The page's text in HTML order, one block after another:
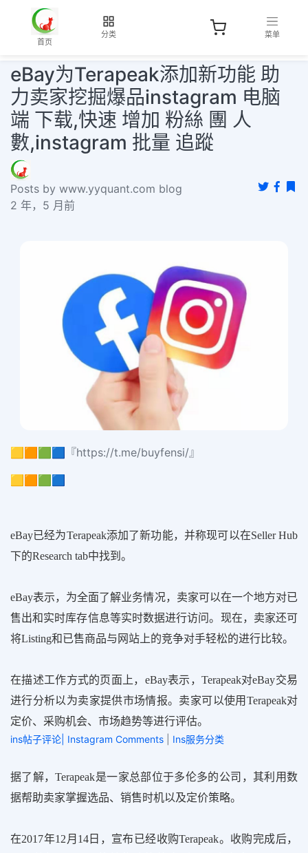
首页
分类 菜单
eBay为Terapeak添加新功能 助
力卖家挖掘爆品instagram 电脑
端 下载,快速 增加 粉絲 團 人
數,instagram 批量 追蹤
Posts by www.yyquant.com blog
2 年，5 月前
🟨🟧🟩🟦『https://t.me/buyfensi/』
🟨🟧🟩🟦
eBay已经为Terapeak添加了新功能，并称现可以在Seller Hub
下的Research tab中找到。
eBay表示，为全面了解业务情况，卖家可以在一个地方对已
售出和实时库存信息等实时数据进行访问。现在，卖家还可
将Listing和已售商品与网站上的竞争对手轻松的进行比较。
在描述工作方式的页面上，eBay表示，Terapeak对eBay交易
进行分析以为卖家提供市场情报。卖家可以使用Terapeak对
定价、采购机会、市场趋势等进行评估。
ins帖子评论| Instagram Comments
Ins服务分类
据了解，Terapeak是一家总部位于多伦多的公司，其利用数
据帮助卖家掌握选品、销售时机以及定价策略。
在2017年12月14日，宣布已经收购Terapeak。收购完成后，